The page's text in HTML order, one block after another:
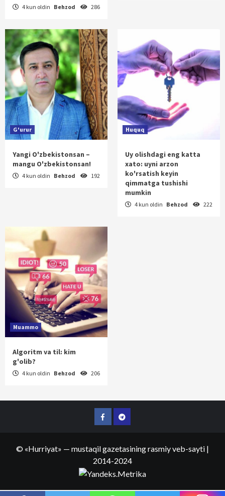
4 kun oldin Behzod 286
G'urur
Yangi O'zbekistonsan –
mangu O'zbekistonsan!
4 kun oldin Behzod 192
Huquq
Uy olishdagi eng katta
xato: uyni arzon
ko'rsatish keyin
qimmatga tushishi
mumkin
4 kun oldin Behzod 222
Muammo
Algoritm va til: kim
g'olib?
4 kun oldin Behzod 206
FacebookTelegram
© «Hurriyat» — mustaqil gazetasining rasmiy veb-sayti |
2014-2024